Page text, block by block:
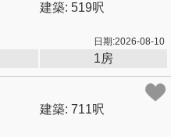
建築: 519呎
日期:2026-08-10
1房
建築: 711呎